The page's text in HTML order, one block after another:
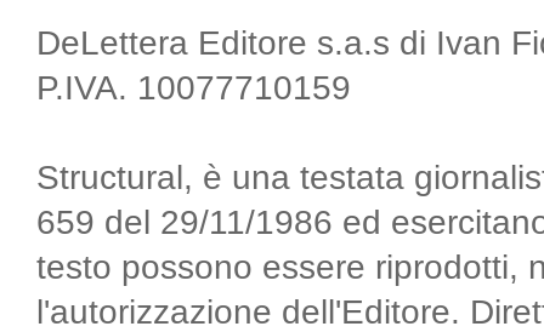
DeLettera Editore s.a.s di Ivan
P.IVA. 10077710159
Structural, è una testata
659 del 29/11/1986 ed
testo possono essere riprodotti,
l'autorizzazione dell'Editore.